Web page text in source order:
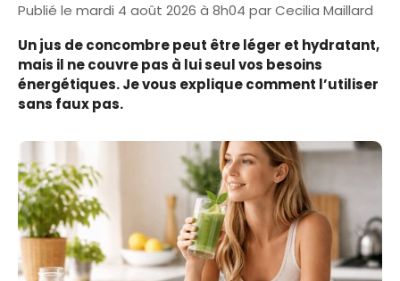
Publié le mardi 4 août 2026 à 8h04 parCecilia Maillard
Un jus de concombre peut être léger et hydratant,
mais il ne couvre pas à lui seul vos besoins
énergétiques. Je vous explique comment l’utiliser
sans faux pas.